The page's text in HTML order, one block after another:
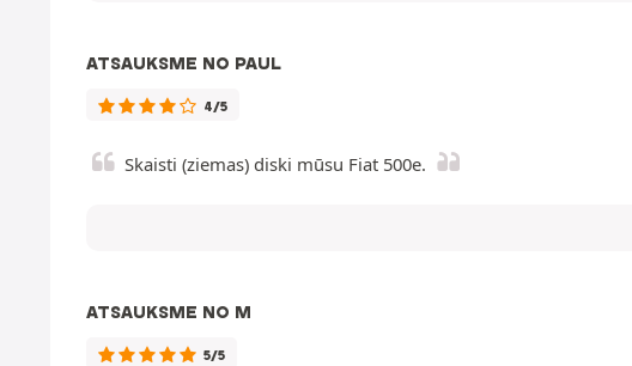
ATSAUKSME NO PAUL
4/5
Skaisti (ziemas) diski mūsu Fiat 500e.
ATSAUKSME NO M
5/5